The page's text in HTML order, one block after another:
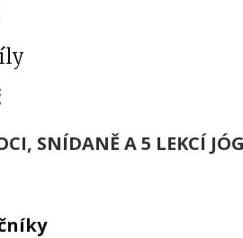
SNÍDANĚ A 5 LEKCÍ